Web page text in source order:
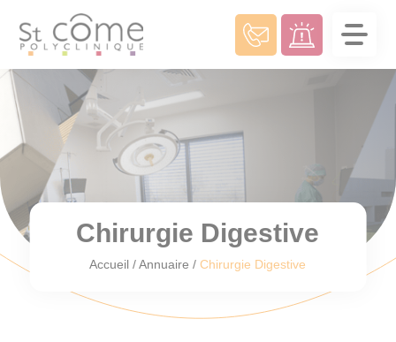
Chirurgie Digestive
Accueil /Annuaire /Chirurgie Digestive